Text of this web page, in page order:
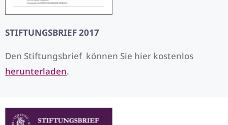
STIFTUNGSBRIEF 2017
Den Stiftungsbrief können Sie hier kostenlos
herunterladen.